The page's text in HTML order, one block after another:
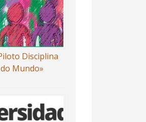
Disciplina
Mundo»